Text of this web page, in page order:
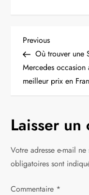
N
a
v
g
a
t
Previous
Post
Previous
Où trouver une
Mercedes occasion
meilleur prix en
Laisser un
Votre adresse e-mail
obligatoires sont
Commentaire *